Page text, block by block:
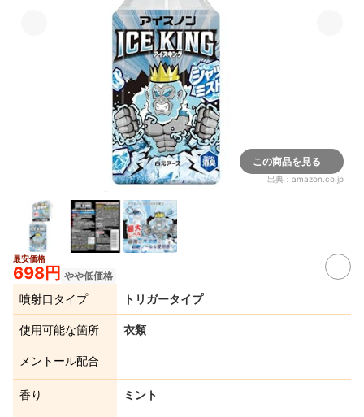
この商品を見る
出典： amazon.co.jp
最安価格
698円 やや低価格
噴射口タイプ トリガータイプ
使用可能な箇所 衣類
メントール配合
香り ミント